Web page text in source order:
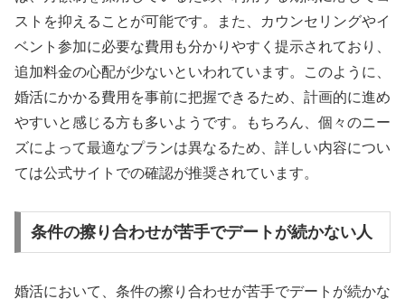
ストを抑えることが可能です。また、カウンセリングやイ
ベント参加に必要な費用も分かりやすく提示されており、
追加料金の心配が少ないといわれています。このように、
婚活にかかる費用を事前に把握できるため、計画的に進め
やすいと感じる方も多いようです。もちろん、個々のニー
ズによって最適なプランは異なるため、詳しい内容につい
ては公式サイトでの確認が推奨されています。
条件の擦り合わせが苦手でデートが続かない人
婚活において、条件の擦り合わせが苦手でデートが続かな